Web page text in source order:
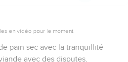
en vidéo pour le moment.
pain sec avec la tranquillité
avec des disputes.